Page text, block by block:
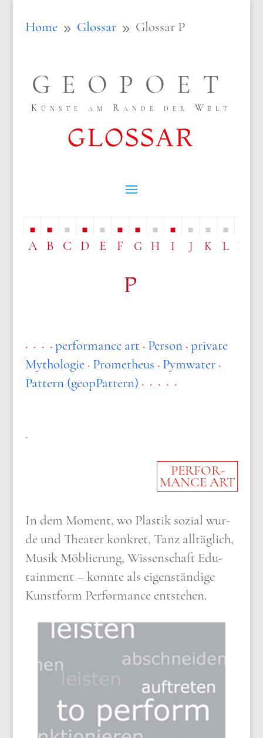
Home 9 Glossar 9 Glossar P
GEOPOET
Künste am Rande der Welt
GLOSSAR
■ ■ ■ ■ ■ ■ ■ ■ ■ ■ ■ ■
A B C D E F G H I J K L M
P
· · · · ​per­for­mance art · Per­son·pri­va­te
Mytho­lo­gie· Pro­me­theus · Pym­wa­ter ·
Pat­tern (geopPat­tern) · ​· · · ·
.
PER­FOR­
MANCE ART
In dem Moment, wo Pla­stik sozi­al wur­
de und Thea­ter kon­kret, Tanz all­täg­lich,
Musik Möblie­rung, Wis­sen­schaft Edu­
tain­ment – konn­te als eigen­stän­di­ge
Kunst­form Per­for­mance ent­ste­hen.